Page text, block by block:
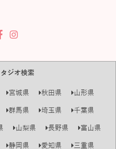
ジオ検索
宮城県 秋田県
山形県
群馬県 埼玉県
千葉県
山梨県 長野県
富山県
静岡県 愛知県 三重県